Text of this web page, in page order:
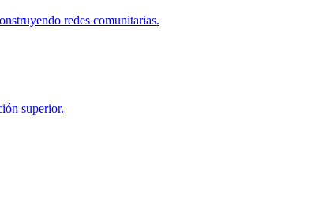
redes comunitarias.
superior.